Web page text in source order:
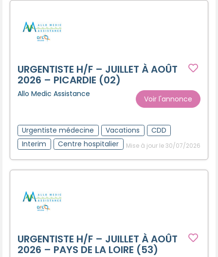
URGENTISTE H/F – JUILLET À AOÛT
2026 – PICARDIE (02)
Allo Medic Assistance
Voir l'annonce
Urgentiste médecine Vacations
CDD
Interim
Centre hospitalier Mise à jour le 30/07/2026
URGENTISTE H/F – JUILLET À AOÛT
2026 – PAYS DE LA LOIRE (53)